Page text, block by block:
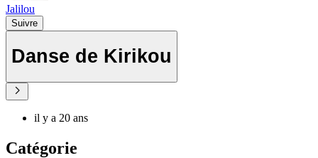
Jalilou
Suivre
Danse de Kirikou
il y a 20 ans
Catégorie